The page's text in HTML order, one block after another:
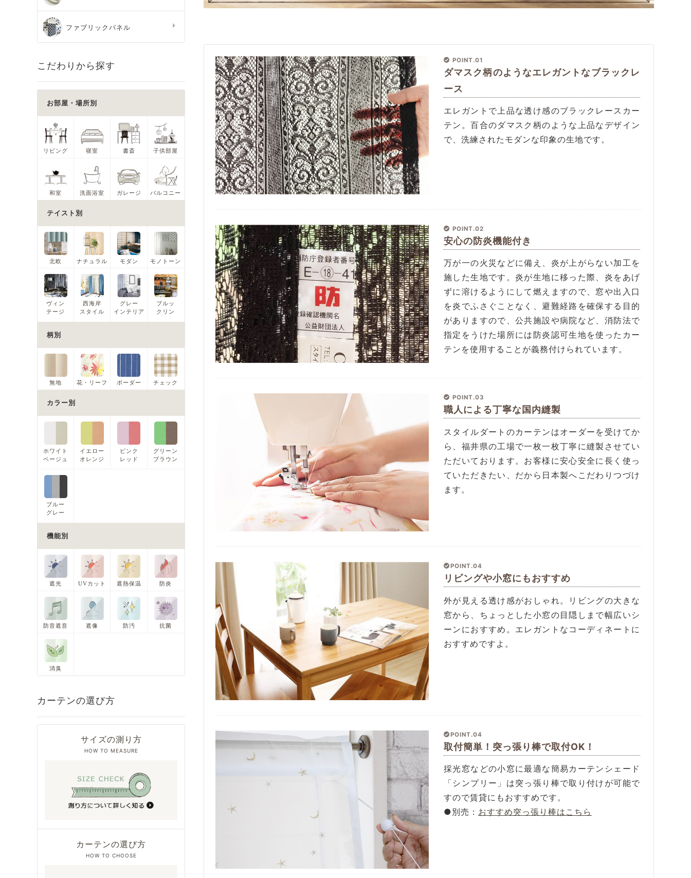
POINT.01
ダマスク柄のようなエレガントなブラックレ
ース
エレガントで上品な透け感のブラックレースカー
テン。百合のダマスク柄のような上品なデザイン
で、洗練されたモダンな印象の生地です。
POINT.02
安心の防炎機能付き
万が一の火災などに備え、炎が上がらない加工を
施した生地です。炎が生地に移った際、炎をあげ
ずに溶けるようにして燃えますので、窓や出入口
を炎でふさぐことなく、避難経路を確保する目的
がありますので、公共施設や病院など、消防法で
指定をうけた場所には防炎認可生地を使ったカー
テンを使用することが義務付けられています。
POINT.03
職人による丁寧な国内縫製
スタイルダートのカーテンはオーダーを受けてか
ら、福井県の工場で一枚一枚丁寧に縫製させてい
ただいております。お客様に安心安全に長く使っ
ていただきたい、だから日本製へこだわりつづけ
ます。
POINT.04
リビングや小窓にもおすすめ
外が見える透け感がおしゃれ。リビングの大きな
窓から、ちょっとした小窓の目隠しまで幅広いシ
ーンにおすすめ。エレガントなコーディネートに
おすすめですよ。
POINT.04
取付簡単！突っ張り棒で取付OK！
採光窓などの小窓に最適な簡易カーテンシェード
「シンプリー」は突っ張り棒で取り付けが可能で
すので賃貸にもおすすめです。
●別売： おすすめ突っ張り棒はこちら
ファブリックパネル
こだわりから探す
お部屋・場所別
リビング 寝室 書斎 子供部屋
和室 洗面浴室 ガレージ バルコニー
テイスト別
北欧 ナチュラル モダン モノトーン
ヴィン
テージ
西海岸
スタイル
グレー
インテリア
ブルッ
クリン
柄別
無地 花・リーフ ボーダー チェック
カラー別
ホワイト
ベージュ
イエロー
オレンジ
ピンク
レッド
グリーン
ブラウン
ブルー
グレー
機能別
遮光 UVカット 遮熱保温 防炎
防音遮音 遮像 防汚 抗菌
消臭
カーテンの選び方
サイズの測り方
HOW TO MEASURE
カーテンの選び方
HOW TO CHOOSE